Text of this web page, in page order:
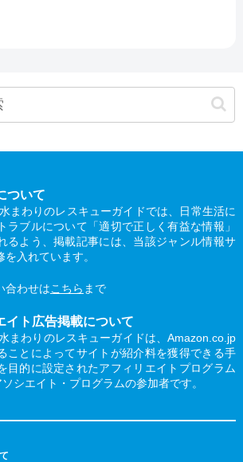
ついて
まわりのレスキューガイドでは、日常生活に
ラブルについて「適切で正しく有益な情報」
るよう、掲載記事には、当該ジャンル情報サ
入れています。
合わせはこちら まで
ト広告掲載について
まわりのレスキューガイドは、Amazon.co.jp
ことによってサイトが紹介料を獲得できる手
目的に設定されたアフィリエイトプログラム
シエイト・プログラムの参加者です。